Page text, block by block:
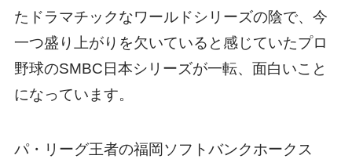
たドラマチックなワールドシリーズの陰で、今
一つ盛り上がりを欠いていると感じていたプロ
野球のSMBC日本シリーズが一転、面白いこと
になっています。
パ・リーグ王者の福岡ソフトバンクホークス